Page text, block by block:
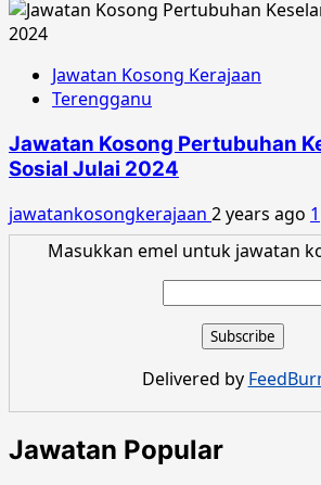
Jawatan Kosong Kerajaan
Terengganu
Jawatan Kosong Pertubuhan
Sosial Julai 2024
jawatankosongkerajaan 2 years ago 1
Masukkan emel untuk jawatan
Delivered by
Jawatan Popular